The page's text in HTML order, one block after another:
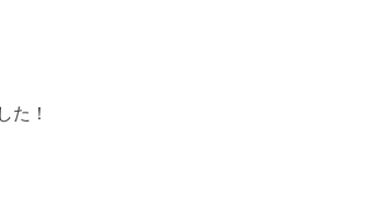
た！